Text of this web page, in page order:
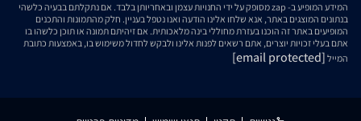
המידע המופיע ב- zap מסופק על ידי החנויות עצמן ובאחריותן בלבד. אם נתקלתם בבעיה כלשהי
בנתונים המוצגים באתר, אנא שלחו אלינו הודעה ואנו נטפל בעניין. חלק מהתמונות והתכנים
המופיעים באתר זה הוכנו בעזרת מחוללי בינה מלאכותית. אם זיהיתם תמונה או תוכן כלשהו בו
אתם בעלי זכויות יוצרים, אתם רשאים לפנות אלינו ולבקש לחדול משימוש בו, באמצעות כתובת
המייל [email protected]